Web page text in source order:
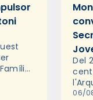
Del
les
06/